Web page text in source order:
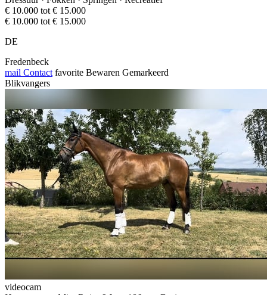
€ 10.000 tot € 15.000
€ 10.000 tot € 15.000
DE
Fredenbeck
mail Contact favorite Bewaren Gemarkeerd
Blikvangers
videocam